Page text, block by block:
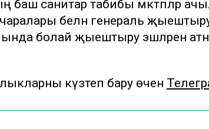
баш санитар табибы мәктәпләр
белән генераль җыештыру
болай җыештыру эшләрен
күзәтеп бару өчен